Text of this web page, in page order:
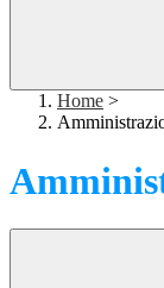
Home >